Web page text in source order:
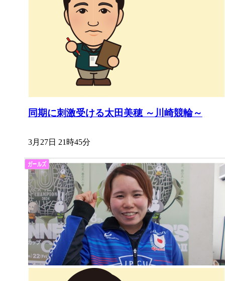
同期に刺激受ける太田美穂 ～川崎競輪～
3月27日 21時45分